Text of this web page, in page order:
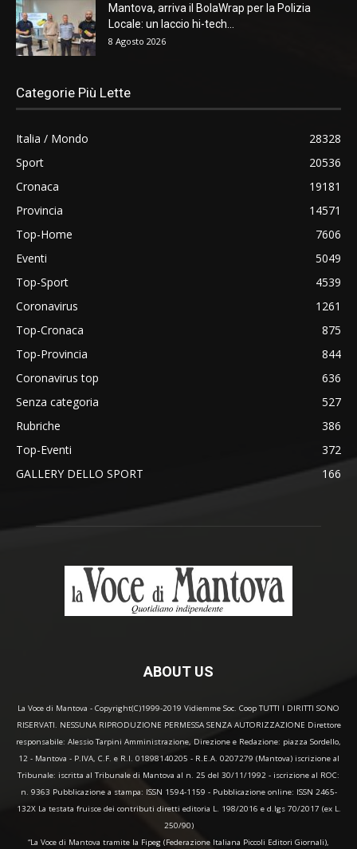
Mantova, arriva il BolaWrap per la Polizia
Locale: un laccio hi-tech...
8 Agosto 2026
Categorie Più Lette
Italia / Mondo
28328
Sport
20536
Cronaca
19181
Provincia
14571
Top-Home
7606
Eventi
5049
Top-Sport
4539
Coronavirus
1261
Top-Cronaca
875
Top-Provincia
844
Coronavirus top
636
Senza categoria
527
Rubriche
386
Top-Eventi
372
GALLERY DELLO SPORT
166
ABOUT US
La Voce di Mantova - Copyright(C)1999-2019 Vidiemme Soc. Coop TUTTI I DIRITTI SONO
RISERVATI. NESSUNA RIPRODUZIONE PERMESSA SENZA AUTORIZZAZIONE Direttore
responsabile: Alessio Tarpini Amministrazione, Direzione e Redazione: piazza Sordello,
12 - Mantova - P.IVA, C.F. e R.I. 01898140205 - R.E.A. 0207279 (Mantova) iscrizione al
Tribunale: iscritta al Tribunale di Mantova al n. 25 del 30/11/1992 - iscrizione al ROC:
n. 9363 Pubblicazione a stampa: ISSN 1594-1159 - Pubblicazione online: ISSN 2465-
132X La testata fruisce dei contributi diretti editoria L. 198/2016 e d.lgs 70/2017 (ex L.
250/90)
“La Voce di Mantova tramite la Fipeg (Federazione Italiana Piccoli Editori Giornali),